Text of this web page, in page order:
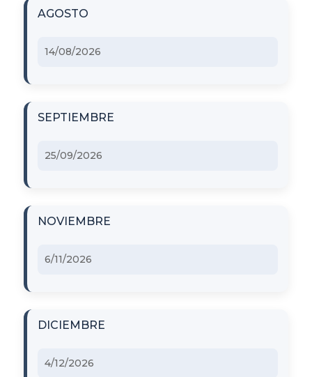
AGOSTO
14/08/2026
SEPTIEMBRE
25/09/2026
NOVIEMBRE
6/11/2026
DICIEMBRE
4/12/2026